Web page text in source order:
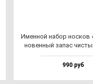
Имен­ной на­бор нос­ков
но­вен­ный за­пас
990 руб